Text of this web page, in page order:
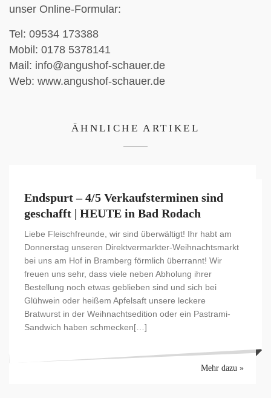
unser Online-Formular:
Tel: 09534 173388
Mobil: 0178 5378141
Mail: info@angushof-schauer.de
Web: www.angushof-schauer.de
ÄHNLICHE ARTIKEL
Endspurt – 4/5 Verkaufsterminen sind
geschafft | HEUTE in Bad Rodach
Liebe Fleischfreunde, wir sind überwältigt! Ihr habt am
Donnerstag unseren Direktvermarkter-Weihnachtsmarkt
bei uns am Hof in Bramberg förmlich überrannt! Wir
freuen uns sehr, dass viele neben Abholung ihrer
Bestellung noch etwas geblieben sind und sich bei
Glühwein oder heißem Apfelsaft unsere leckere
Bratwurst in der Weihnachtsedition oder ein Pastrami-
Sandwich haben schmecken[…]
Mehr dazu »